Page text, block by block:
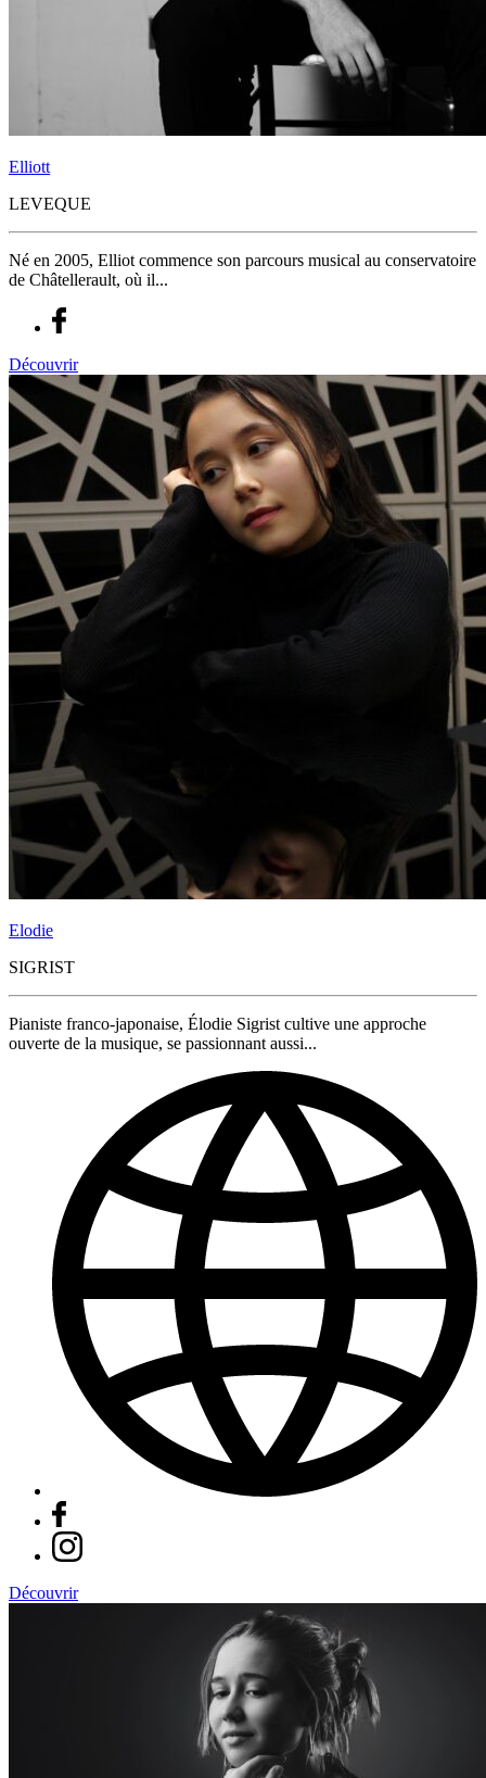
Elliott
LEVEQUE
Né en 2005, Elliot commence son parcours musical au conservatoire
de Châtellerault, où il...
Découvrir
Elodie
SIGRIST
Pianiste franco-japonaise, Élodie Sigrist cultive une approche
ouverte de la musique, se passionnant aussi...
Découvrir